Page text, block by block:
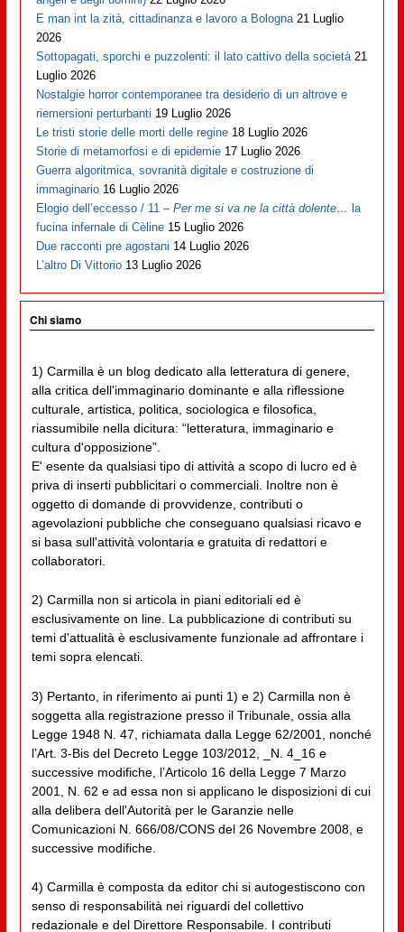
E man int la zità, cittadinanza e lavoro a Bologna 21 Luglio
2026
Sottopagati, sporchi e puzzolenti: il lato cattivo della società 21
Luglio 2026
Nostalgie horror contemporanee tra desiderio di un altrove e
riemersioni perturbanti 19 Luglio 2026
Le tristi storie delle morti delle regine 18 Luglio 2026
Storie di metamorfosi e di epidemie 17 Luglio 2026
Guerra algoritmica, sovranità digitale e costruzione di
immaginario 16 Luglio 2026
Elogio dell’eccesso / 11 –Per me si va ne la città dolente… la
fucina infernale di Cèline 15 Luglio 2026
Due racconti pre agostani 14 Luglio 2026
L’altro Di Vittorio 13 Luglio 2026
Chi siamo
1) Carmilla è un blog dedicato alla letteratura di genere,
alla critica dell'immaginario dominante e alla riflessione
culturale, artistica, politica, sociologica e filosofica,
riassumibile nella dicitura: “letteratura, immaginario e
cultura d'opposizione”.
E' esente da qualsiasi tipo di attività a scopo di lucro ed è
priva di inserti pubblicitari o commerciali. Inoltre non è
oggetto di domande di provvidenze, contributi o
agevolazioni pubbliche che conseguano qualsiasi ricavo e
si basa sull'attività volontaria e gratuita di redattori e
collaboratori.
2) Carmilla non si articola in piani editoriali ed è
esclusivamente on line. La pubblicazione di contributi su
temi d'attualità è esclusivamente funzionale ad affrontare i
temi sopra elencati.
3) Pertanto, in riferimento ai punti 1) e 2) Carmilla non è
soggetta alla registrazione presso il Tribunale, ossia alla
Legge 1948 N. 47, richiamata dalla Legge 62/2001, nonché
l’Art. 3-Bis del Decreto Legge 103/2012, _N. 4_16 e
successive modifiche, l’Articolo 16 della Legge 7 Marzo
2001, N. 62 e ad essa non si applicano le disposizioni di cui
alla delibera dell'Autorità per le Garanzie nelle
Comunicazioni N. 666/08/CONS del 26 Novembre 2008, e
successive modifiche.
4) Carmilla è composta da editor chi si autogestiscono con
senso di responsabilità nei riguardi del collettivo
redazionale e del Direttore Responsabile. I contributi